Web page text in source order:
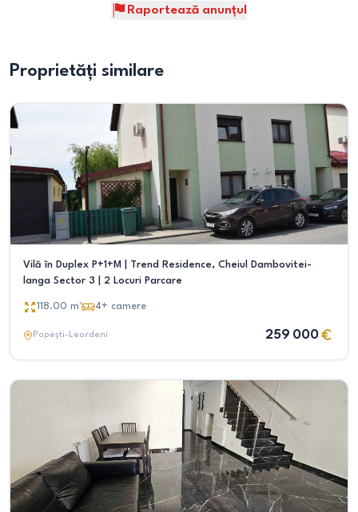
Raportează anunțul
Proprietăți similare
Vilă în Duplex P+1+M | Trend Residence, Cheiul Dambovitei-
langa Sector 3 | 2 Locuri Parcare
118.00 m² 4+ camere
Popești-Leordeni 259 000